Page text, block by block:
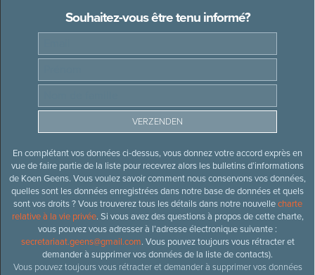
Souhaitez-vous être tenu informé?
En complétant vos données ci-dessus, vous donnez votre accord exprès en
vue de faire partie de la liste pour recevrez alors les bulletins d’informations
de Koen Geens. Vous voulez savoir comment nous conservons vos données,
quelles sont les données enregistrées dans notre base de données et quels
sont vos droits ? Vous trouverez tous les détails dans notre nouvellecharte
relative à la vie privée. Si vous avez des questions à propos de cette charte,
vous pouvez vous adresser à l’adresse électronique suivante :
secretariaat.geens@gmail.com. Vous pouvez toujours vous rétracter et
demander à supprimer vos données de la liste de contacts).
Vous pouvez toujours vous rétracter et demander à supprimer vos données